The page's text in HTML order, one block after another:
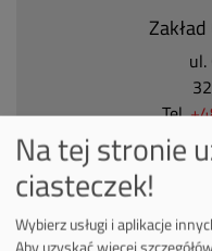
ul.
Tel.
Zakład
32-
tel.
Na tej stronie
ciasteczek!
Wybierz usługi i aplikacje